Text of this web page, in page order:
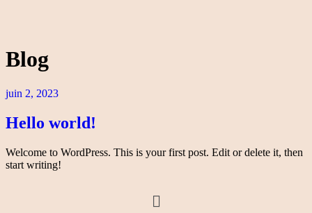
Blog
juin 2, 2023
Hello world!
Welcome to WordPress. This is your first post. Edit or delete it, then
start writing!